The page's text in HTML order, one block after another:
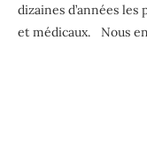
dizaines d’années
et médicaux. Nous